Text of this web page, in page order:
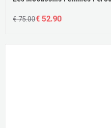
€ 75.00€ 52.90